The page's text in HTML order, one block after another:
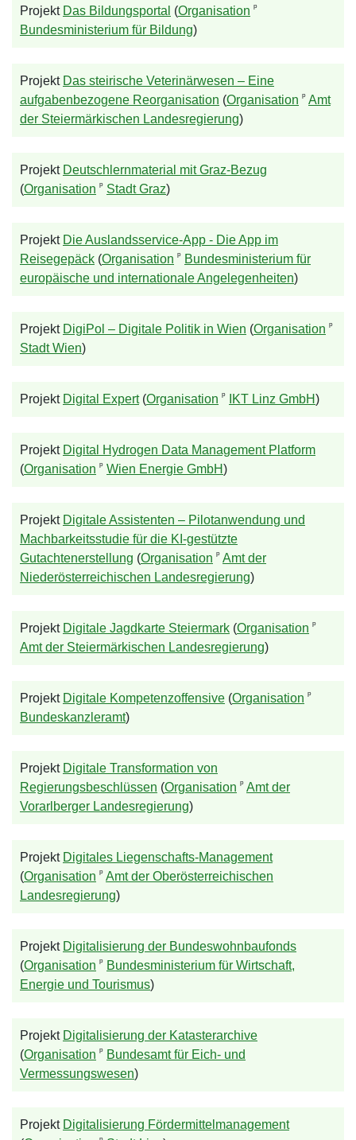
Projekt Das Bildungsportal (Organisation ᵖ
Bundesministerium für Bildung)
Projekt Das steirische Veterinärwesen – Eine
aufgabenbezogene Reorganisation (Organisation ᵖ Amt
der Steiermärkischen Landesregierung)
Projekt Deutschlernmaterial mit Graz-Bezug
(Organisation ᵖ Stadt Graz)
Projekt Die Auslandsservice-App - Die App im
Reisegepäck (Organisation ᵖ Bundesministerium für
europäische und internationale Angelegenheiten)
Projekt DigiPol – Digitale Politik in Wien (Organisation ᵖ
Stadt Wien)
Projekt Digital Expert(Organisation ᵖ IKT Linz GmbH )
Projekt Digital Hydrogen Data Management Platform
(Organisation ᵖ Wien Energie GmbH )
Projekt Digitale Assistenten – Pilotanwendung und
Machbarkeitsstudie für die KI-gestützte
Gutachtenerstellung (Organisation ᵖ Amt der
Niederösterreichischen Landesregierung)
Projekt Digitale Jagdkarte Steiermark (Organisation ᵖ
Amt der Steiermärkischen Landesregierung)
Projekt Digitale Kompetenzoffensive (Organisation ᵖ
Bundeskanzleramt)
Projekt Digitale Transformation von
Regierungsbeschlüssen (Organisation ᵖ Amt der
Vorarlberger Landesregierung)
Projekt Digitales Liegenschafts-Management
(Organisation ᵖ Amt der Oberösterreichischen
Landesregierung)
Projekt Digitalisierung der Bundeswohnbaufonds
(Organisation ᵖ Bundesministerium für Wirtschaft,
Energie und Tourismus)
Projekt Digitalisierung der Katasterarchive
(Organisation ᵖ Bundesamt für Eich- und
Vermessungswesen)
Projekt Digitalisierung Fördermittelmanagement